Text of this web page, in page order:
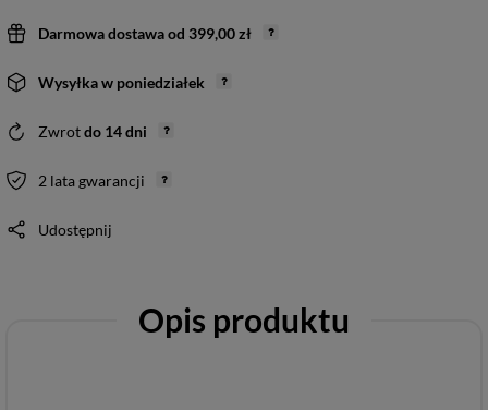
Darmowa dostawaod 399,00 zł
Wysyłkaw poniedziałek
Zwrotdo 14dni
2 lata gwarancji
Udostępnij
Opis produktu